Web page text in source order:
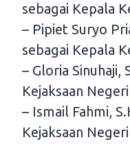
sebagai Kepala
– Pipiet Suryo
sebagai Kepala
– Gloria Sinuhaji,
Kejaksaan
– Ismail Fahmi,
Kejaksaan